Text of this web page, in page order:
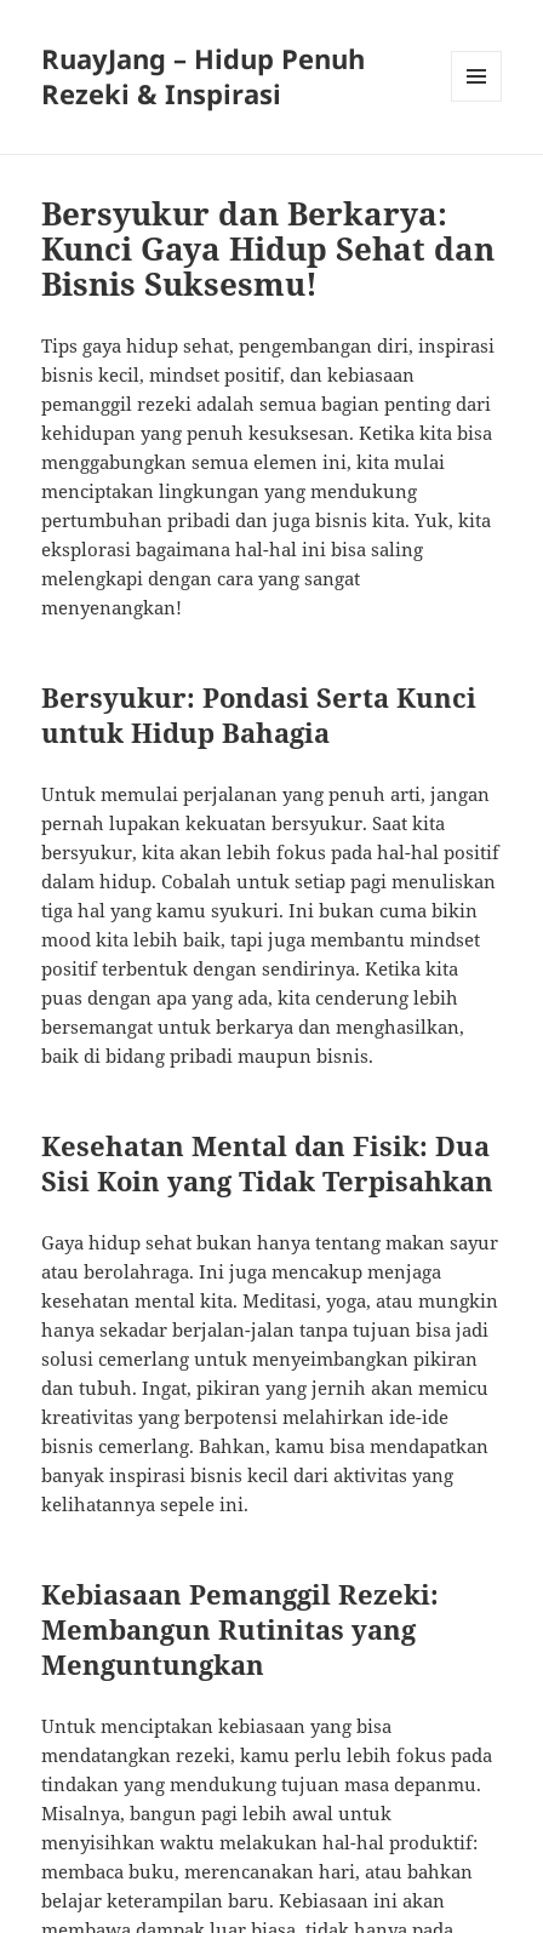
RuayJang – Hidup Penuh
Rezeki & Inspirasi
Bersyukur dan Berkarya:
Kunci Gaya Hidup Sehat dan
Bisnis Suksesmu!
Tips gaya hidup sehat, pengembangan diri, inspirasi
bisnis kecil, mindset positif, dan kebiasaan
pemanggil rezeki adalah semua bagian penting dari
kehidupan yang penuh kesuksesan. Ketika kita bisa
menggabungkan semua elemen ini, kita mulai
menciptakan lingkungan yang mendukung
pertumbuhan pribadi dan juga bisnis kita. Yuk, kita
eksplorasi bagaimana hal-hal ini bisa saling
melengkapi dengan cara yang sangat
menyenangkan!
Bersyukur: Pondasi Serta Kunci
untuk Hidup Bahagia
Untuk memulai perjalanan yang penuh arti, jangan
pernah lupakan kekuatan bersyukur. Saat kita
bersyukur, kita akan lebih fokus pada hal-hal positif
dalam hidup. Cobalah untuk setiap pagi menuliskan
tiga hal yang kamu syukuri. Ini bukan cuma bikin
mood kita lebih baik, tapi juga membantu mindset
positif terbentuk dengan sendirinya. Ketika kita
puas dengan apa yang ada, kita cenderung lebih
bersemangat untuk berkarya dan menghasilkan,
baik di bidang pribadi maupun bisnis.
Kesehatan Mental dan Fisik: Dua
Sisi Koin yang Tidak Terpisahkan
Gaya hidup sehat bukan hanya tentang makan sayur
atau berolahraga. Ini juga mencakup menjaga
kesehatan mental kita. Meditasi, yoga, atau mungkin
hanya sekadar berjalan-jalan tanpa tujuan bisa jadi
solusi cemerlang untuk menyeimbangkan pikiran
dan tubuh. Ingat, pikiran yang jernih akan memicu
kreativitas yang berpotensi melahirkan ide-ide
bisnis cemerlang. Bahkan, kamu bisa mendapatkan
banyak inspirasi bisnis kecil dari aktivitas yang
kelihatannya sepele ini.
Kebiasaan Pemanggil Rezeki:
Membangun Rutinitas yang
Menguntungkan
Untuk menciptakan kebiasaan yang bisa
mendatangkan rezeki, kamu perlu lebih fokus pada
tindakan yang mendukung tujuan masa depanmu.
Misalnya, bangun pagi lebih awal untuk
menyisihkan waktu melakukan hal-hal produktif:
membaca buku, merencanakan hari, atau bahkan
belajar keterampilan baru. Kebiasaan ini akan